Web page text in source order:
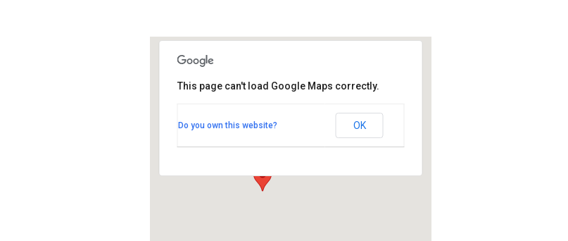
Kirkkotie 3 - Rantasalmi
This page can't load Google Maps correctly.
Do you own this website? OK